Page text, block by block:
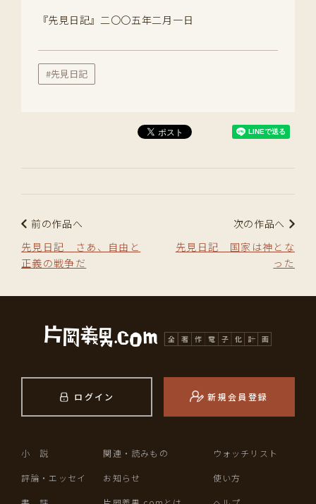
『先見日記』二〇〇五年二月一日
#先見日記
前の作品へ
先見日記 さあ、自由と
正義の戦争だ
次の作品へ
先見日記 国家は神とな
った
ログイン 新規会員登録
小 説
評論・エッセイ
関連・読みもの
お知らせ
ウォッチリスト
使い方